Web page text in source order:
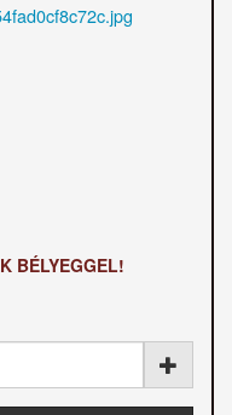
BÉLYEGGEL!